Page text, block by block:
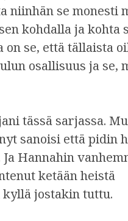
niinhän se monesti
kohdalla ja kohta
se, että tällaista
osallisuus ja se,
tässä sarjassa.
sanoisi että pidin
Hannahin
ketään heistä
kyllä jostakin tuttu.